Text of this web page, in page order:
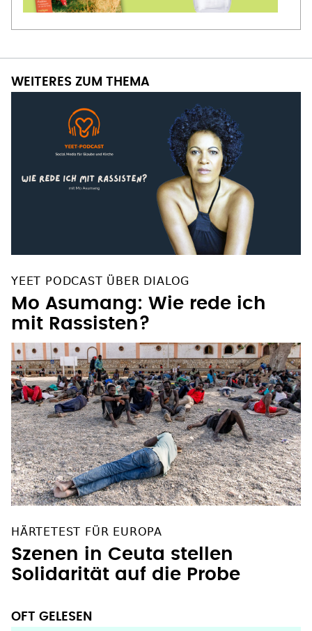
WEITERES ZUM THEMA
YEET PODCAST ÜBER DIALOG
Mo Asumang: Wie rede ich
mit Rassisten?
HÄRTETEST FÜR EUROPA
Szenen in Ceuta stellen
Solidarität auf die Probe
OFT GELESEN